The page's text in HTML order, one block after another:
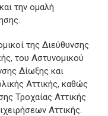
την ομαλή
της Διεύθυνσης
του Αστυνομικού
Δίωξης και
Αττικής, καθώς
Τροχαίας Αττικής
Αττικής.